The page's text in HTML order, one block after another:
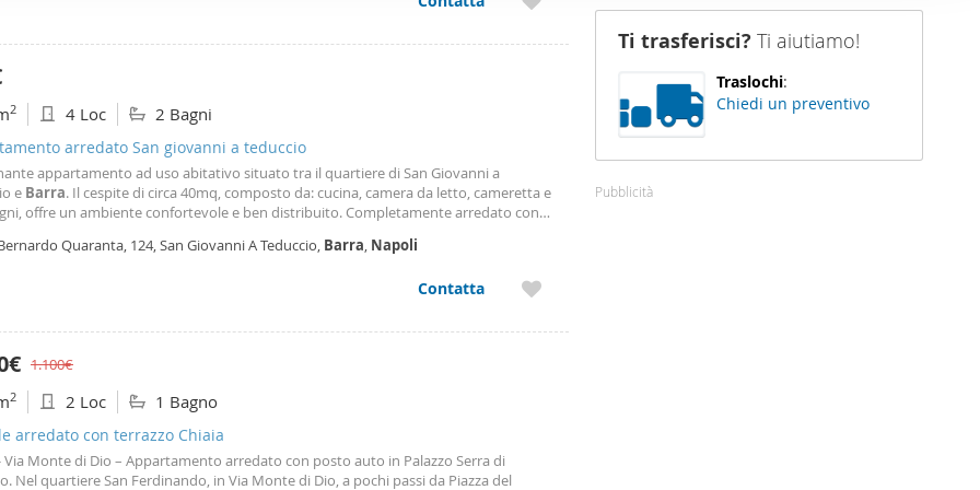
Condividiamo inoltre informazioni sul modo in cui utilizza il nostro sito
di analisi dei dati web, pubblicità e social media, i quali potrebbero
che ha fornito loro o che hanno raccolto dal suo utilizzo dei loro
2 4 Loc 2 Bagni
arredato San giovanni a teduccio
appartamento ad uso abitativo situato tra il quartiere di San Giovanni a
e Barra. Il cespite di circa 40mq, composto da: cucina, camera da letto, cameretta e
offre un ambiente confortevole e ben distribuito. Completamente arredato con
La posizione centrale
Quaranta, 124, San Giovanni A Teduccio, Barra, Napoli
Contatta
1.100€
2 2 Loc 1 Bagno
arredato con terrazzo Chiaia
Via Monte di Dio – Appartamento arredato con posto auto in Palazzo Serra di
Nel quartiere San Ferdinando, in Via Monte di Dio, a pochi passi da Piazza del
Ti trasferisci? Ti aiutiamo!
Traslochi:
Chiedi un preventivo
Pubblicità